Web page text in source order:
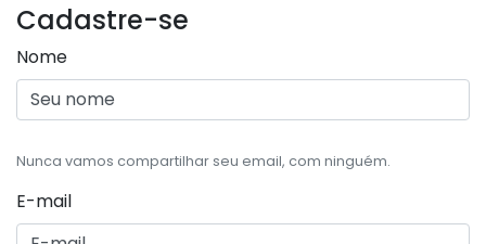
Cadastre-se
Nome
Nunca vamos compartilhar seu email, com ninguém.
E-mail